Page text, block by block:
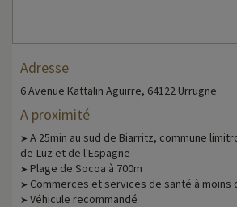
Adresse
6 Avenue Kattalin Aguirre, 64122 Urrugne
A proximité
➤ A 25min au sud de Biarritz, commune
de-Luz et de l'Espagne
➤ Plage de Socoa à 700m
➤ Commerces et services de santé à moins
➤ Véhicule recommandé